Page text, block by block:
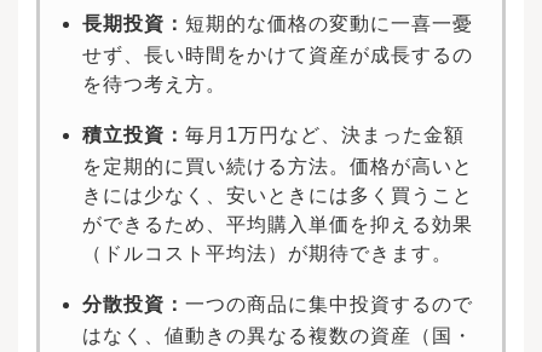
長期投資： 短期的な価格の変動に一喜一憂
せず、長い時間をかけて資産が成長するの
を待つ考え方。
積立投資： 毎月1万円など、決まった金額
を定期的に買い続ける方法。価格が高いと
きには少なく、安いときには多く買うこと
ができるため、平均購入単価を抑える効果
（ドルコスト平均法）が期待できます。
分散投資： 一つの商品に集中投資するので
はなく、値動きの異なる複数の資産（国・